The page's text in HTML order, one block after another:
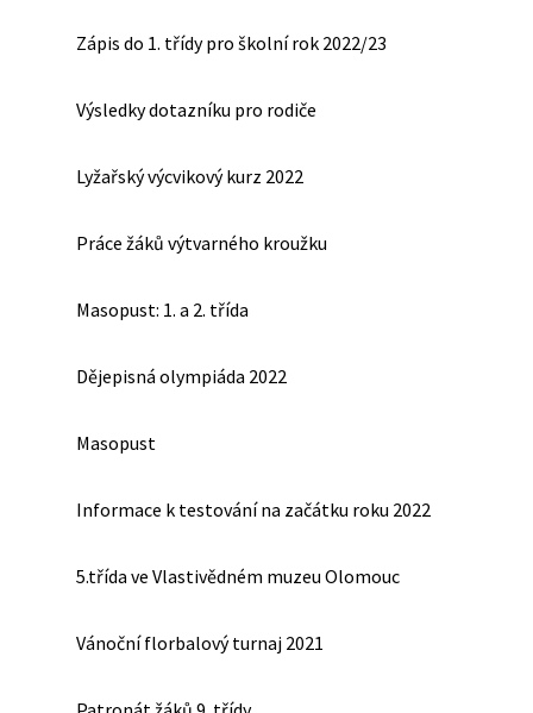
Zápis do 1. třídy pro školní rok 2022/23
Výsledky dotazníku pro rodiče
Lyžařský výcvikový kurz 2022
Práce žáků výtvarného kroužku
Masopust: 1. a 2. třída
Dějepisná olympiáda 2022
Masopust
Informace k testování na začátku roku 2022
5.třída ve Vlastivědném muzeu Olomouc
Vánoční florbalový turnaj 2021